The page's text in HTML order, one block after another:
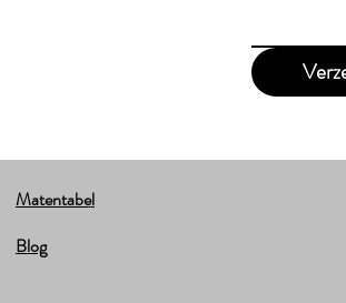
Matentabel
Blog